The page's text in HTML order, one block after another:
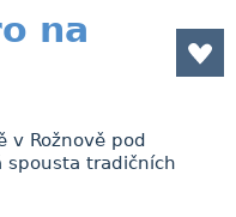
na
v Rožnově pod
spousta tradičních